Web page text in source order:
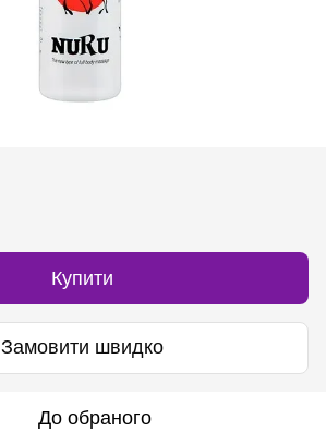
Купити
Замовити швидко
До обраного